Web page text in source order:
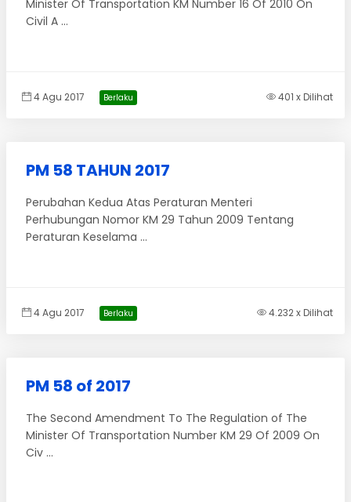
Minister Of Transportation KM Number 16 Of 2010 On
Civil A ...
4 Agu 2017 Berlaku 401 x Dilihat
PM 58 TAHUN 2017
Perubahan Kedua Atas Peraturan Menteri
Perhubungan Nomor KM 29 Tahun 2009 Tentang
Peraturan Keselama ...
4 Agu 2017 Berlaku 4.232 x Dilihat
PM 58 of 2017
The Second Amendment To The Regulation of The
Minister Of Transportation Number KM 29 Of 2009 On
Civ ...